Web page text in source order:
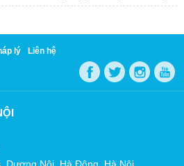
lý Liên hệ